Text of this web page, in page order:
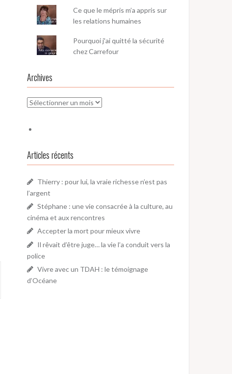
Ce que le mépris m’a appris sur
les relations humaines
Pourquoi j'ai quitté la sécurité
chez Carrefour
Archives
Archives
Articles récents
Thierry : pour lui, la vraie richesse n’est pas
l’argent
Stéphane : une vie consacrée à la culture, au
cinéma et aux rencontres
Accepter la mort pour mieux vivre
Il rêvait d’être juge… la vie l’a conduit vers la
police
Vivre avec un TDAH : le témoignage
d’Océane